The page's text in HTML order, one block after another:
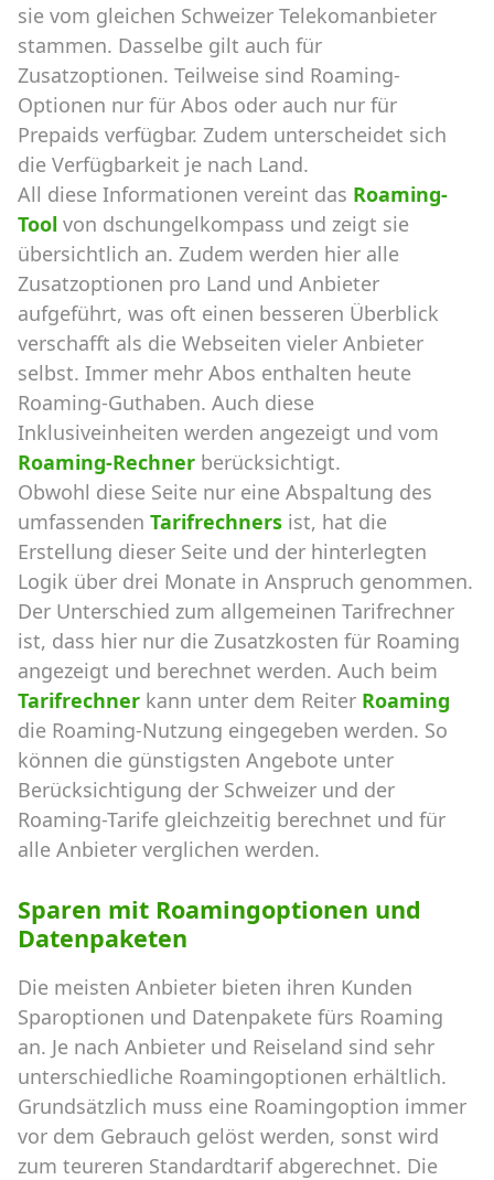
sie vom gleichen Schweizer Telekomanbieter
stammen. Dasselbe gilt auch für
Zusatzoptionen. Teilweise sind Roaming-
Optionen nur für Abos oder auch nur für
Prepaids verfügbar. Zudem unterscheidet sich
die Verfügbarkeit je nach Land.
All diese Informationen vereint das Roaming-
Tool von dschungelkompass und zeigt sie
übersichtlich an. Zudem werden hier alle
Zusatzoptionen pro Land und Anbieter
aufgeführt, was oft einen besseren Überblick
verschafft als die Webseiten vieler Anbieter
selbst. Immer mehr Abos enthalten heute
Roaming-Guthaben. Auch diese
Inklusiveinheiten werden angezeigt und vom
Roaming-Rechner berücksichtigt.
Obwohl diese Seite nur eine Abspaltung des
umfassenden Tarifrechners ist, hat die
Erstellung dieser Seite und der hinterlegten
Logik über drei Monate in Anspruch genommen.
Der Unterschied zum allgemeinen Tarifrechner
ist, dass hier nur die Zusatzkosten für Roaming
angezeigt und berechnet werden. Auch beim
Tarifrechner kann unter dem Reiter Roaming
die Roaming-Nutzung eingegeben werden. So
können die günstigsten Angebote unter
Berücksichtigung der Schweizer und der
Roaming-Tarife gleichzeitig berechnet und für
alle Anbieter verglichen werden.
Sparen mit Roamingoptionen und
Datenpaketen
Die meisten Anbieter bieten ihren Kunden
Sparoptionen und Datenpakete fürs Roaming
an. Je nach Anbieter und Reiseland sind sehr
unterschiedliche Roamingoptionen erhältlich.
Grundsätzlich muss eine Roamingoption immer
vor dem Gebrauch gelöst werden, sonst wird
zum teureren Standardtarif abgerechnet. Die